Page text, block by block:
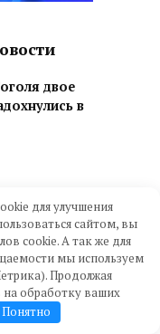
двое
в
обсудил с
для улучшения
сайтом, вы
cookie. А так же для
мы используем
Продолжая
на обработку ваших
Понятно